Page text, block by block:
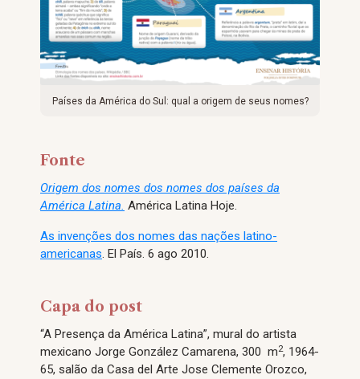
Países da América do Sul: qual a origem de seus nomes?
Fonte
Origem dos nomes dos nomes dos países da
América Latina. América Latina Hoje.
As invenções dos nomes das nações latino-
americanas. El País. 6 ago 2010.
Capa do post
“A Presença da América Latina”, mural do artista
mexicano Jorge González Camarena, 300 m2, 1964-
65, salão da Casa del Arte Jose Clemente Orozco,